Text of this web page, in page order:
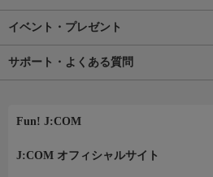
イベント・プレゼント
サポート・よくある質問
Fun! J:COM
J:COM オフィシャルサイト